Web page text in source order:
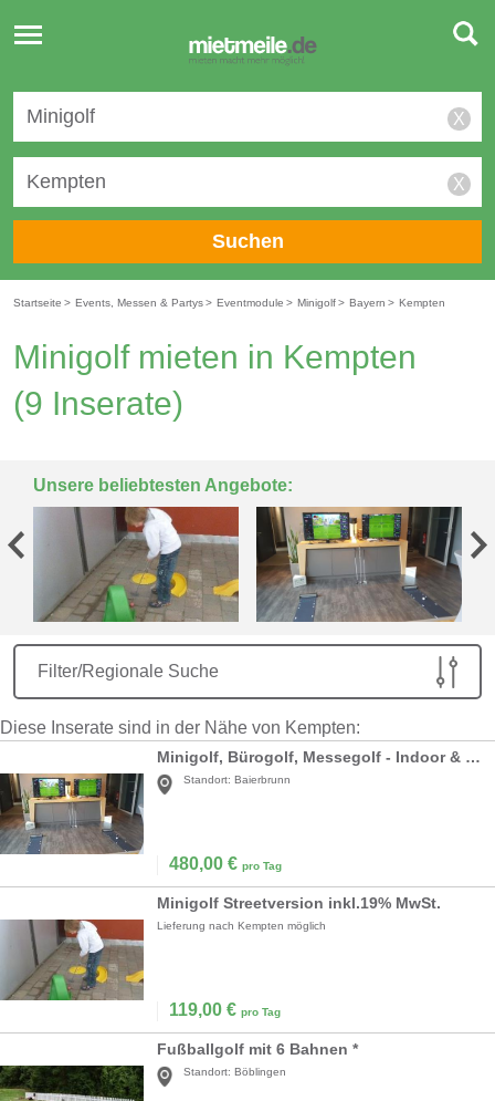
Toggle
navigation
X
X
Suchen
Startseite > Events, Messen & Partys> Eventmodule > Minigolf> Bayern > Kempten
Minigolf mieten in Kempten
(9 Inserate)
Unsere beliebtesten Angebote:
Filter/Regionale Suche
Diese Inserate sind in der Nähe von Kempten:
Minigolf, Bürogolf, Messegolf - Indoor & Outdoor
Standort: Baierbrunn
480,00 € pro Tag
Minigolf Streetversion inkl.19% MwSt.
Lieferung nach Kempten möglich
119,00 € pro Tag
Fußballgolf mit 6 Bahnen *
Standort: Böblingen